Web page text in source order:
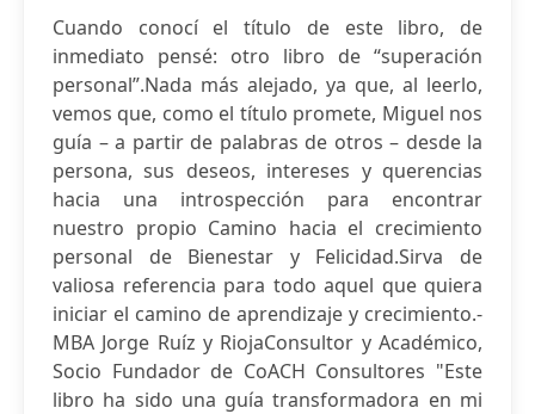
Cuando conocí el título de este libro, de
inmediato pensé: otro libro de “superación
personal”.Nada más alejado, ya que, al leerlo,
vemos que, como el título promete, Miguel nos
guía – a partir de palabras de otros – desde la
persona, sus deseos, intereses y querencias
hacia una introspección para encontrar
nuestro propio Camino hacia el crecimiento
personal de Bienestar y Felicidad.Sirva de
valiosa referencia para todo aquel que quiera
iniciar el camino de aprendizaje y crecimiento.-
MBA Jorge Ruíz y RiojaConsultor y Académico,
Socio Fundador de CoACH Consultores "Este
libro ha sido una guía transformadora en mi